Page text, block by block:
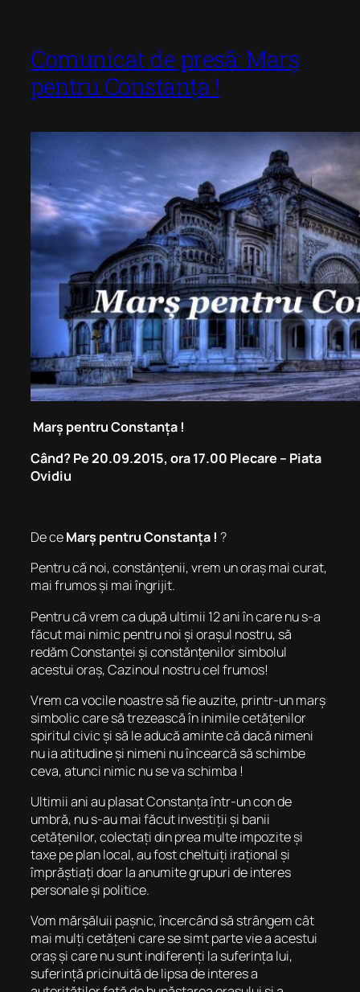
Comunicat de presă: Marș
pentru Constanța !
Marș pentru Constanța !
Când? Pe 20.09.2015, ora 17.00 Plecare – Piata
Ovidiu
De ceMarș pentru Constanța ! ?
Pentru că noi, constănțenii, vrem un oraș mai curat,
mai frumos și mai îngrijit.
Pentru că vrem ca după ultimii 12 ani în care nu s-a
făcut mai nimic pentru noi și orașul nostru, să
redăm Constanței și constănțenilor simbolul
acestui oraș, Cazinoul nostru cel frumos!
Vrem ca vocile noastre să fie auzite, printr-un marș
simbolic care să trezească în inimile cetățenilor
spiritul civic și să le aducă aminte că dacă nimeni
nu ia atitudine și nimeni nu încearcă să schimbe
ceva, atunci nimic nu se va schimba !
Ultimii ani au plasat Constanța într-un con de
umbră, nu s-au mai făcut investiții și banii
cetățenilor, colectați din prea multe impozite și
taxe pe plan local, au fost cheltuiți irațional și
împrăștiați doar la anumite grupuri de interes
personale și politice.
Vom mărșăluii pașnic, încercând să strângem cât
mai mulți cetățeni care se simt parte vie a acestui
oraș și care nu sunt indiferenți la suferința lui,
suferință pricinuită de lipsa de interes a